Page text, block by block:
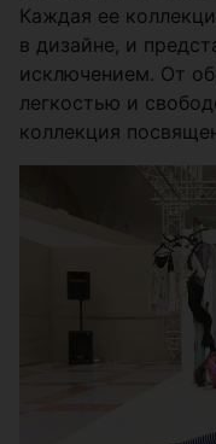
Каждая ее
в дизайне, и
исключением. От
легкостью и
коллекция